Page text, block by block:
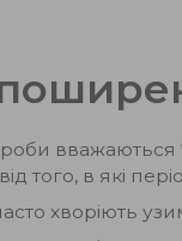
того, в які
хворіють